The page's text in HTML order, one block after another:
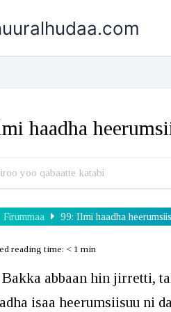
haadha
Firummaa 99: Ilmi haadha
reading time: < 1 min
Bakka abbaan hin jirretti,
isaa heerumsiisuu ni